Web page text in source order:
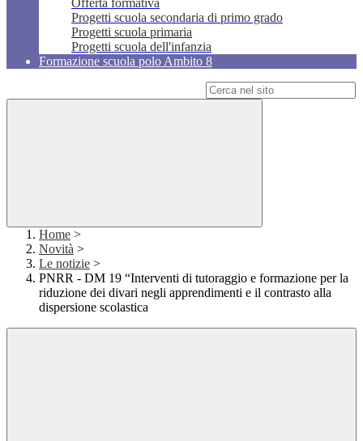
Offerta formativa
Progetti scuola secondaria di primo grado
Progetti scuola primaria
Progetti scuola dell'infanzia
Formazione scuola polo Ambito 8
Home >
Novità >
Le notizie >
PNRR - DM 19 “Interventi di tutoraggio e formazione per la
riduzione dei divari negli apprendimenti e il contrasto alla
dispersione scolastica